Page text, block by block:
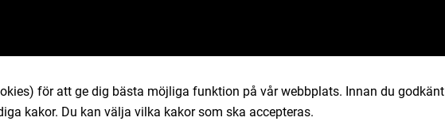
där fastighetsgränserna är redovisade är gränserna hämtade från
för att ge dig bästa möjliga funktion på vår webbplats. Innan du godkänt
kakor. Du kan välja vilka kakor som ska accepteras.